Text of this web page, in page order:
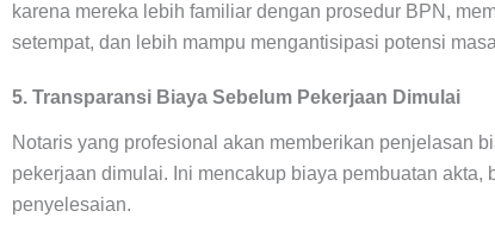
karena mereka lebih familiar dengan prosedur BPN,
setempat, dan lebih mampu mengantisipasi potensi
5. Transparansi Biaya Sebelum Pekerjaan Dimulai
Notaris yang profesional akan memberikan penjelasan
pekerjaan dimulai. Ini mencakup biaya pembuatan akta,
penyelesaian.